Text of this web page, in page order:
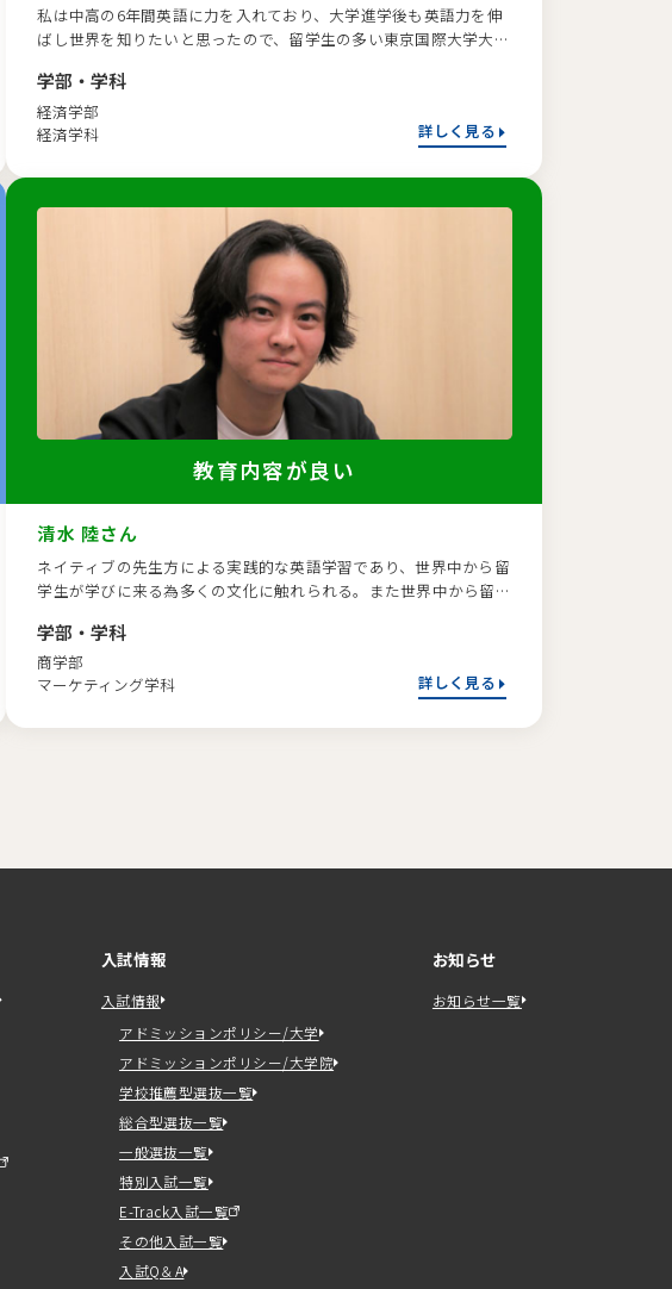
私は中高の6年間英語に力を入れており、大学進学後も英語力を伸
ばし世界を知りたいと思ったので、留学生の多い東京国際大学大学
学部・学科
経済学部
経済学科
詳しく見る
教育内容が良い
清水 陸さん
ネイティブの先生方による実践的な英語学習であり、世界中から留
学生が学びに来る為多くの文化に触れられる。また世界中から留
学部・学科
商学部
マーケティング学科
詳しく見る
入試情報
入試情報
アドミッションポリシー/大学
アドミッションポリシー/大学院
学校推薦型選抜一覧
総合型選抜一覧
一般選抜一覧
特別入試一覧
E-Track入試一覧
その他入試一覧
入試Q＆A
お知らせ
お知らせ一覧